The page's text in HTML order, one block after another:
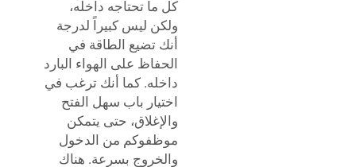
كل ما تحتاجه داخله،
ولكن ليس كبيراً لدرجة
أنك تضيع الطاقة في
الحفاظ على الهواء البارد
داخله. كما أنك ترغب في
اختيار باب سهل الفتح
والإغلاق، حتى يتمكن
موظفوكم من الدخول
والخروج بسرعة. هناك